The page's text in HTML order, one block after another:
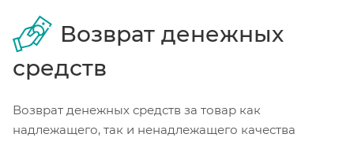
Возврат денежных
средств
Возврат денежных средств за товар как
надлежащего, так и ненадлежащего качества